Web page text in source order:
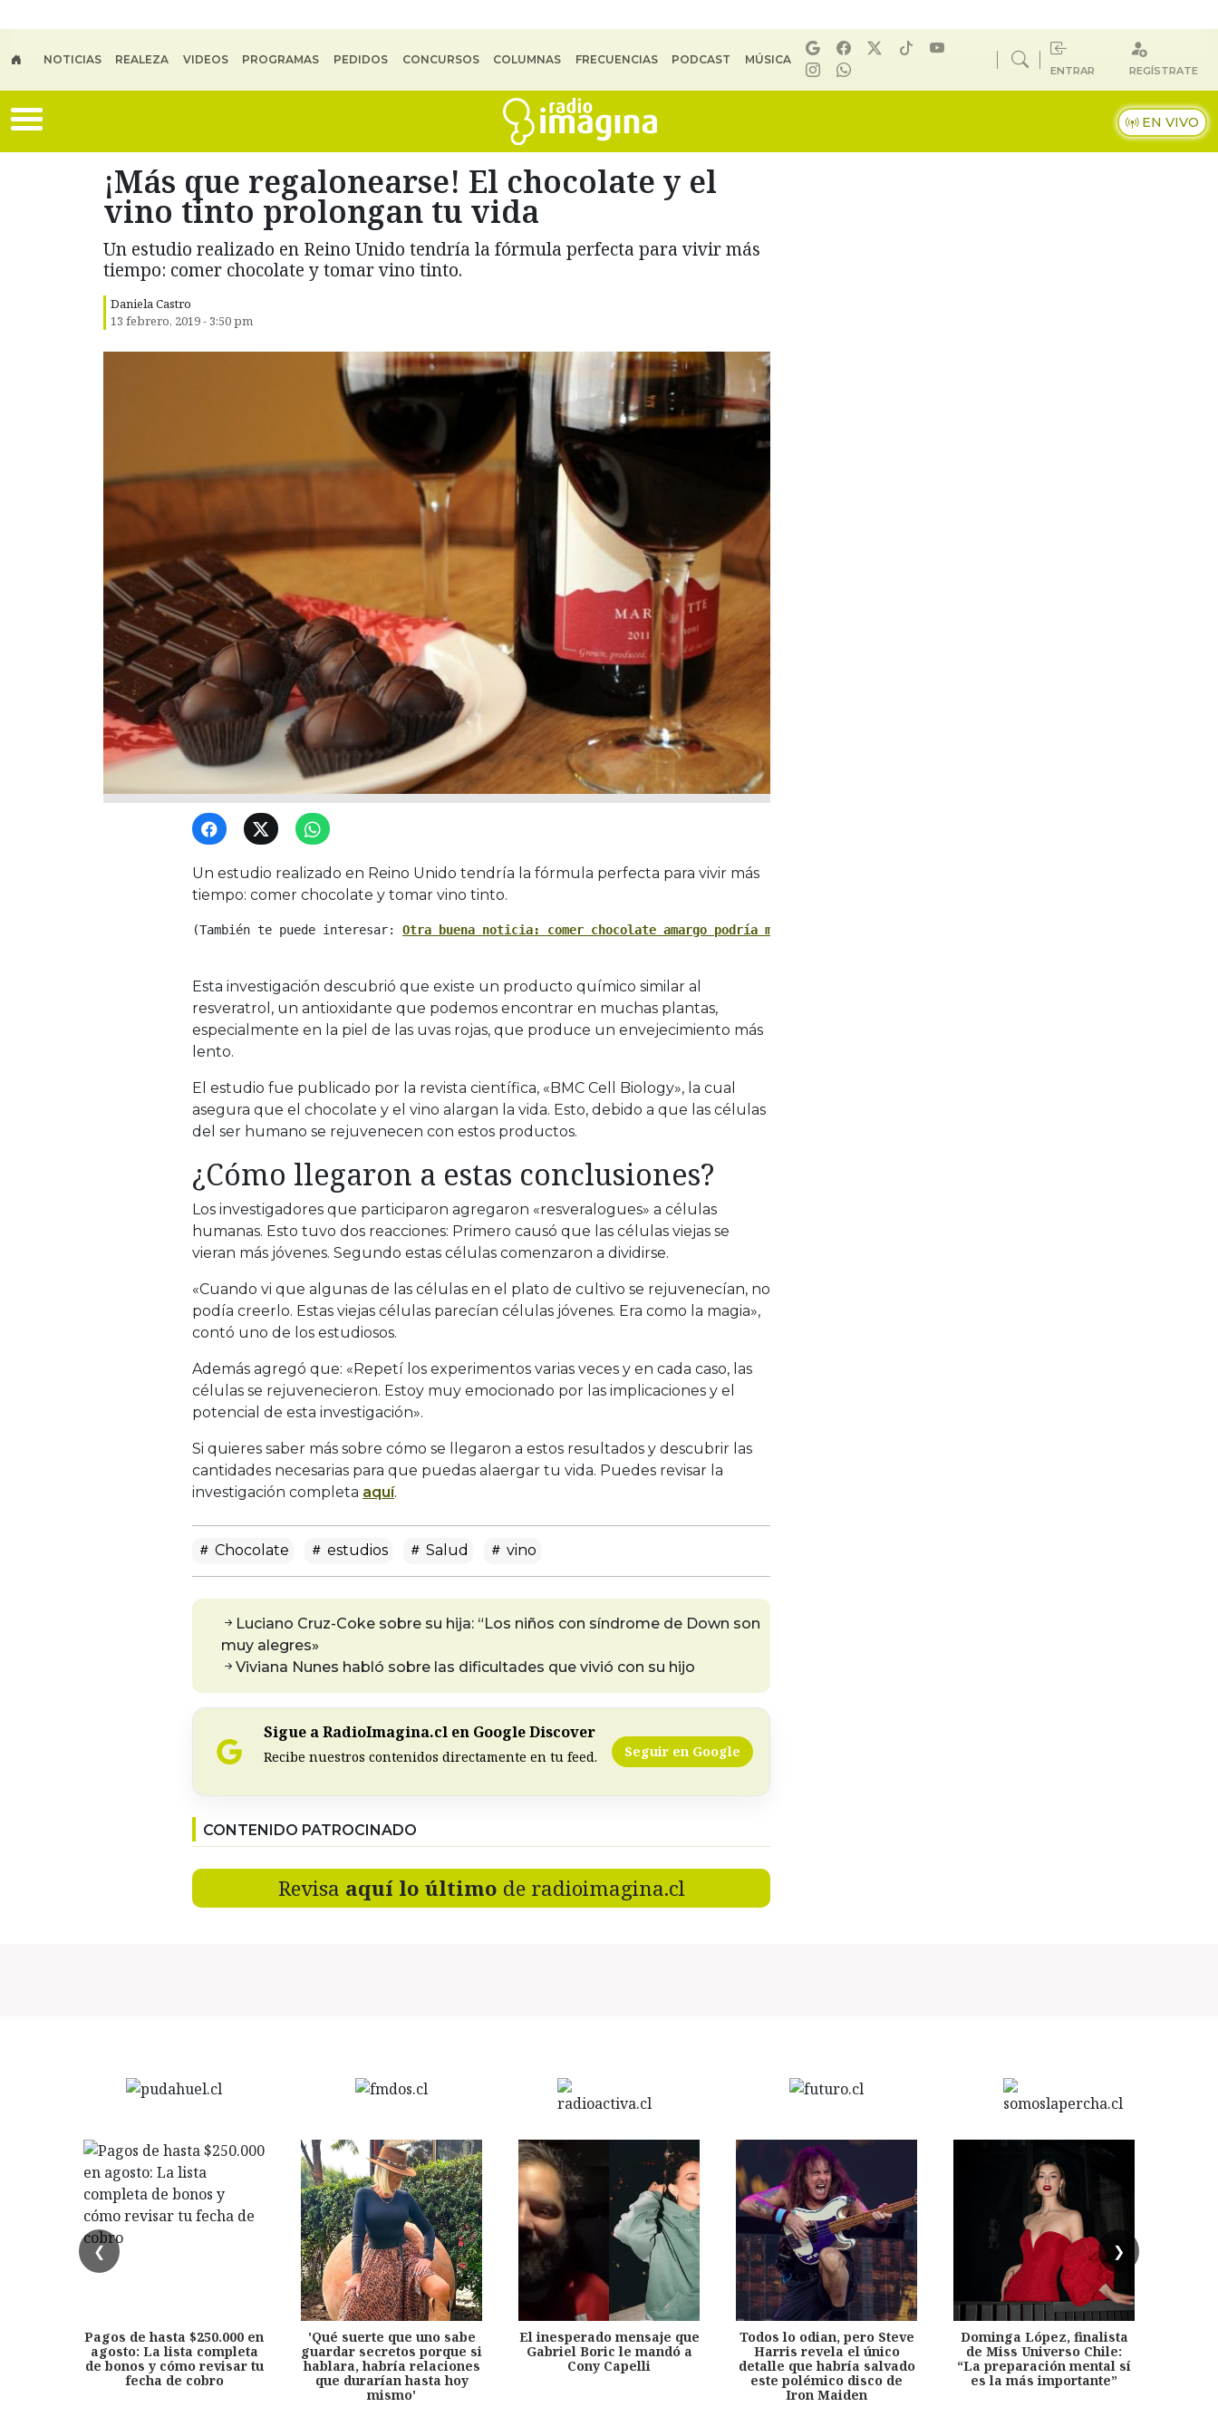
NOTICIAS REALEZA VIDEOS PROGRAMAS PEDIDOS CONCURSOS COLUMNAS FRECUENCIAS PODCAST MÚSICA
ENTRAR REGÍSTRATE
EN VIVO
¡Más que regalonearse! El chocolate y el
vino tinto prolongan tu vida
Un estudio realizado en Reino Unido tendría la fórmula perfecta para vivir más
tiempo: comer chocolate y tomar vino tinto.
Daniela Castro
13 febrero, 2019 - 3:50 pm
Un estudio realizado en Reino Unido tendría la fórmula perfecta para vivir más
tiempo: comer chocolate y tomar vino tinto.
(También te puede interesar: Otra buena noticia: comer chocolate amargo podría mejorar la visión
Esta investigación descubrió que existe un producto químico similar al
resveratrol, un antioxidante que podemos encontrar en muchas plantas,
especialmente en la piel de las uvas rojas, que produce un envejecimiento más
lento.
El estudio fue publicado por la revista científica, «BMC Cell Biology», la cual
asegura que el chocolate y el vino alargan la vida. Esto, debido a que las células
del ser humano se rejuvenecen con estos productos.
¿Cómo llegaron a estas conclusiones?
Los investigadores que participaron agregaron «resveralogues» a células
humanas. Esto tuvo dos reacciones: Primero causó que las células viejas se
vieran más jóvenes. Segundo estas células comenzaron a dividirse.
«Cuando vi que algunas de las células en el plato de cultivo se rejuvenecían, no
podía creerlo. Estas viejas células parecían células jóvenes. Era como la magia»,
contó uno de los estudiosos.
Además agregó que: «Repetí los experimentos varias veces y en cada caso, las
células se rejuvenecieron. Estoy muy emocionado por las implicaciones y el
potencial de esta investigación».
Si quieres saber más sobre cómo se llegaron a estos resultados y descubrir las
cantidades necesarias para que puedas alaergar tu vida. Puedes revisar la
investigación completa aquí.
Chocolate estudios Salud vino
Luciano Cruz-Coke sobre su hija: “Los niños con síndrome de Down son
muy alegres»
Viviana Nunes habló sobre las dificultades que vivió con su hijo
Sigue a RadioImagina.cl en Google Discover
Recibe nuestros contenidos directamente en tu feed. Seguir en Google
CONTENIDO PATROCINADO
Revisa aquí lo último de radioimagina.cl
❮ ❯
Pagos de hasta $250.000 en
agosto: La lista completa
de bonos y cómo revisar tu
fecha de cobro
'Qué suerte que uno sabe
guardar secretos porque si
hablara, habría relaciones
que durarían hasta hoy
mismo'
El inesperado mensaje que
Gabriel Boric le mandó a
Cony Capelli
Todos lo odian, pero Steve
Harris revela el único
detalle que habría salvado
este polémico disco de
Iron Maiden
Dominga López, finalista
de Miss Universo Chile:
“La preparación mental sí
es la más importante”